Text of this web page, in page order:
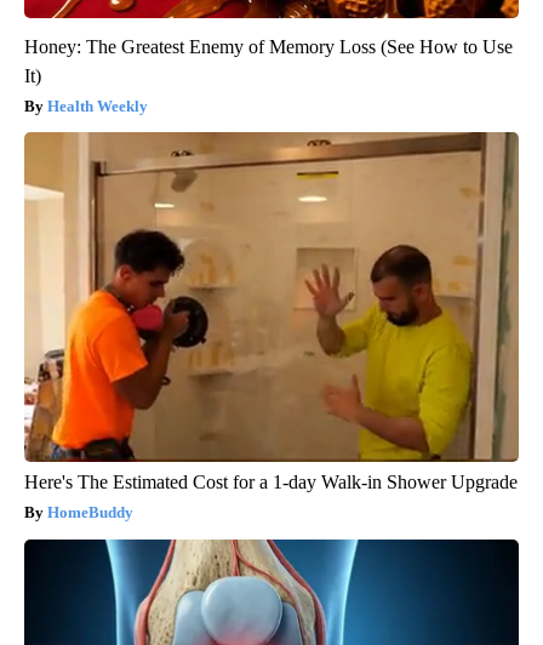
Honey: The Greatest Enemy of Memory Loss (See How to Use
It)
Health Weekly
Here's The Estimated Cost for a 1-day Walk-in Shower Upgrade
HomeBuddy